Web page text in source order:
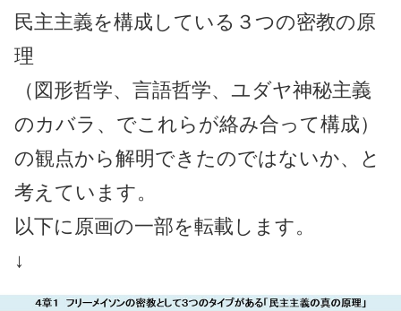
民主主義を構成している３つの密教の原
理
（図形哲学、言語哲学、ユダヤ神秘主義
のカバラ、でこれらが絡み合って構成）
の観点から解明できたのではないか、と
考えています。
以下に原画の一部を転載します。
↓